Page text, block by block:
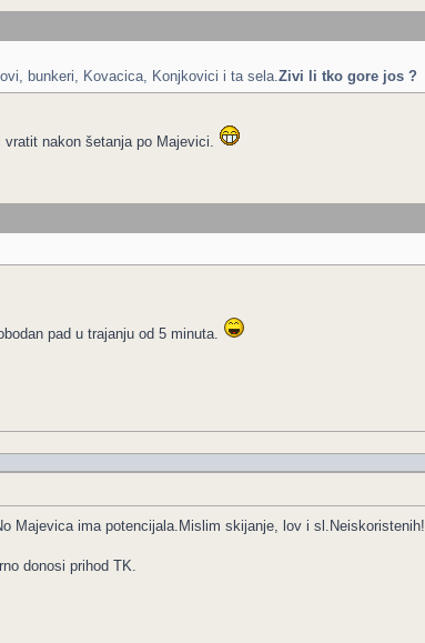
bunkeri, Kovacica, Konjkovici i ta sela.Zivi li tko gore jos ?
nakon šetanja po Majevici.
pad u trajanju od 5 minuta.
Majevica ima potencijala.Mislim skijanje, lov i sl.Neiskoristenih!
donosi prihod TK.